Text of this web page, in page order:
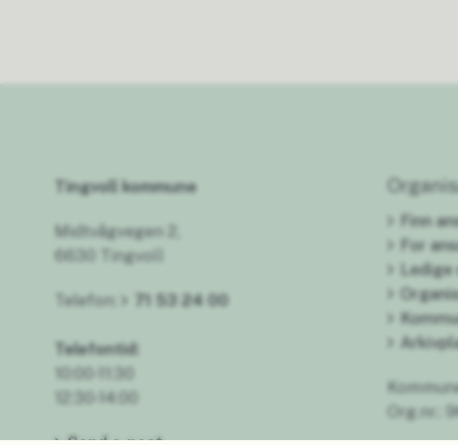
Tingvoll kommune
Midtvågvegen 2,
6630 Tingvoll
Telefon: 71 53 24 00
Telefontid:
10:00-11:30
12:30-14:00
Finn
For
Org.nr.: